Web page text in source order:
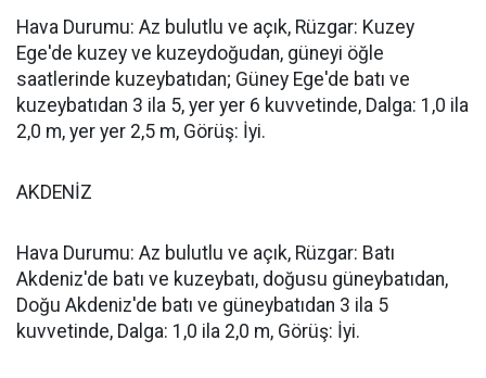
Hava Durumu: Az bulutlu ve açık, Rüzgar: Kuzey
Ege'de kuzey ve kuzeydoğudan, güneyi öğle
saatlerinde kuzeybatıdan; Güney Ege'de batı ve
kuzeybatıdan 3 ila 5, yer yer 6 kuvvetinde, Dalga: 1,0 ila
2,0 m, yer yer 2,5 m, Görüş: İyi.
AKDENİZ
Hava Durumu: Az bulutlu ve açık, Rüzgar: Batı
Akdeniz'de batı ve kuzeybatı, doğusu güneybatıdan,
Doğu Akdeniz'de batı ve güneybatıdan 3 ila 5
kuvvetinde, Dalga: 1,0 ila 2,0 m, Görüş: İyi.